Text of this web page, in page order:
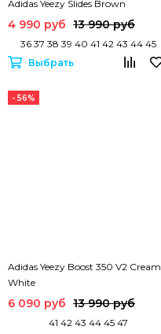
Adidas Yeezy Slides Brown
4 990 руб 13 990 руб
36 37 38 39 40 41 42 43 44 45
Выбрать
- 56%
Adidas Yeezy Boost 350 V2 Cream
White
6 090 руб 13 990 руб
41 42 43 44 45 47